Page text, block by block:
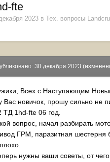
fte
2023 в Тех. вопросы
30 декабря 2023
Всех с Наступающим
Вас новичок, прошу сильно не
ТД 1hd-fte 06 год.
вопрос, начал разбирать
ГРМ, паразитная шестерня
нужны ваши советы, от